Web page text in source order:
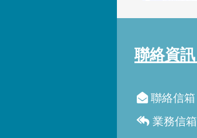
聯絡資訊
聯絡信箱
業務信箱